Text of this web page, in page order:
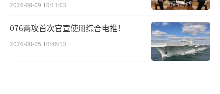
2026-08-09 10:11:03
076两攻首次官宣使用综合电推！
2026-08-05 10:46:13